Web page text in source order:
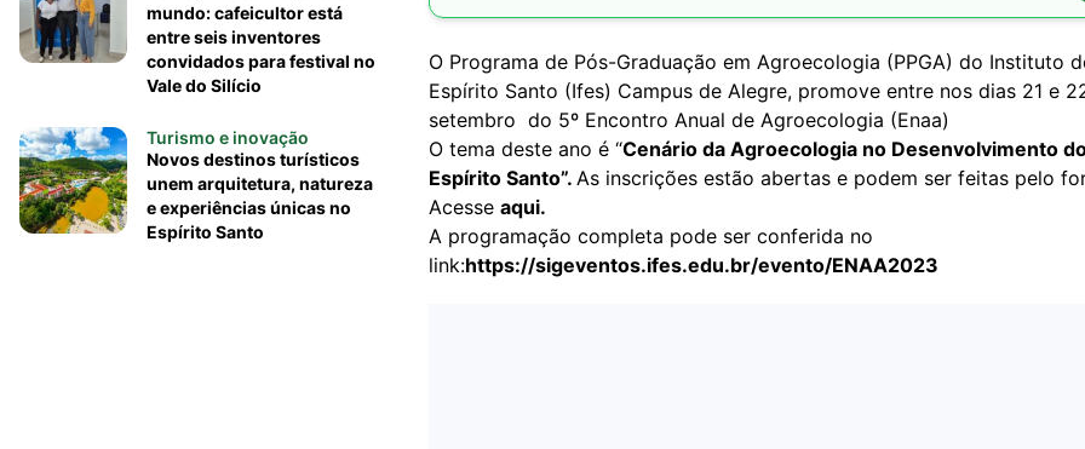
mundo: cafeicultor está
entre seis inventores
convidados para festival no
Vale do Silício
Turismo e inovação
Novos destinos turísticos
unem arquitetura, natureza
e experiências únicas no
Espírito Santo
O Programa de Pós-Graduação em Agroecologia (PPGA) do Instituto
Espírito Santo (Ifes) Campus de Alegre, promove entre nos dias 21 e
setembro do 5º Encontro Anual de Agroecologia (Enaa)
O tema deste ano é “Cenário da Agroecologia no Desenvolvimento
Espírito Santo”. As inscrições estão abertas e podem ser feitas pelo
Acesse aqui.
A programação completa pode ser conferida no
link:https://sigeventos.ifes.edu.br/evento/ENAA2023